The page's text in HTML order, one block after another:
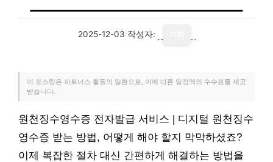
2025-12-03 작성자:
이 포스팅은 파트너스 활동의 일환으로, 이에 따른 일정액의 수수료를 제공
받습니다.
원천징수영수증 전자발급 서비스 | 디지털 원천징수
영수증 받는 방법, 어떻게 해야 할지 막막하셨죠?
이제 복잡한 절차 대신 간편하게 해결하는 방법을